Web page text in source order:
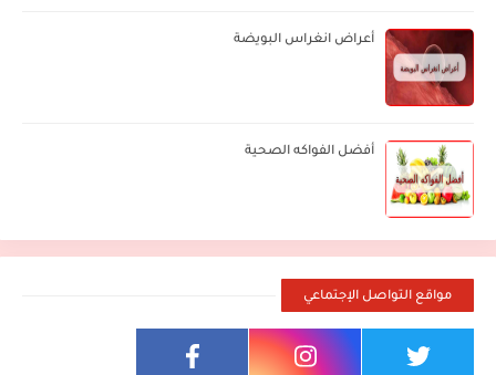
أعراض انغراس البويضة
أفضل الفواكه الصحية
مواقع التواصل الإجتماعي